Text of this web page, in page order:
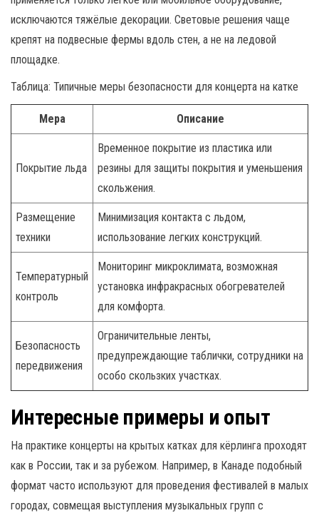
исключаются тяжёлые декорации. Световые решения чаще
крепят на подвесные фермы вдоль стен, а не на ледовой
площадке.
Таблица: Типичные меры безопасности для концерта на катке
Мера Описание
Покрытие льда
Временное покрытие из пластика или
резины для защиты покрытия и уменьшения
скольжения.
Размещение
техники
Минимизация контакта с льдом,
использование легких конструкций.
Температурный
контроль
Мониторинг микроклимата, возможная
установка инфракрасных обогревателей
для комфорта.
Безопасность
передвижения
Ограничительные ленты,
предупреждающие таблички, сотрудники на
особо скользких участках.
Интересные примеры и опыт
На практике концерты на крытых катках для кёрлинга проходят
как в России, так и за рубежом. Например, в Канаде подобный
формат часто используют для проведения фестивалей в малых
городах, совмещая выступления музыкальных групп с